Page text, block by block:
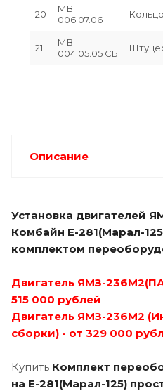
20
МВ
006.07.06
21
МВ
004.05.05 СБ
Описание
Установка двигателей
Комбайн Е-281(Марал-
комплектом
Двигатель ЯМЗ-236М2
515 000 рублей
Двигатель ЯМЗ-236М2
сборки) - от 329 000
Купить Комплект
на Е-281(Марал-125)